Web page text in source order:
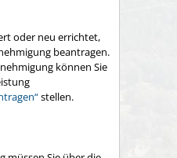
oder neu errichtet,
beantragen.
können Sie
stellen.